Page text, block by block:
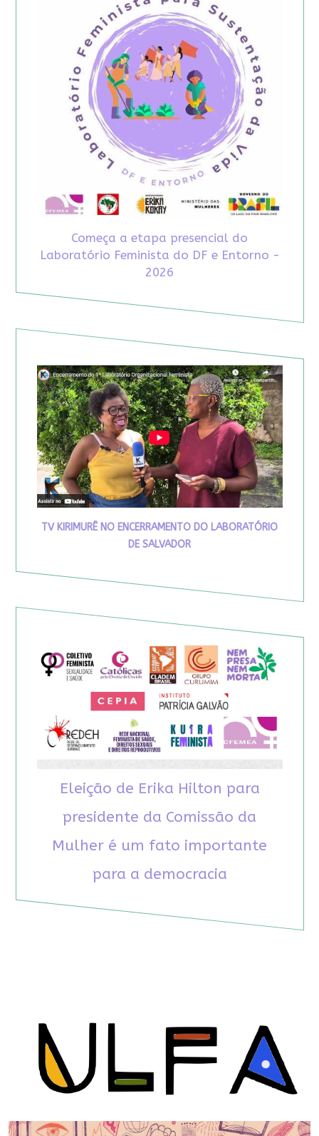
Começa a etapa presencial do
Laboratório Feminista do DF e Entorno -
2026
TV KIRIMURÊ NO ENCERRAMENTO DO LABORATÓRIO
DE SALVADOR
Eleição de Erika Hilton para
presidente da Comissão da
Mulher é um fato importante
para a democracia